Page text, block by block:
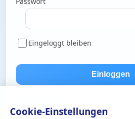
Eingeloggt bleiben
Einloggen
Passwort vergessen?
Cookie-Einstellungen